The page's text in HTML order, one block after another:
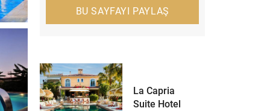
BU SAYFAYI PAYLAŞ
La Capria
Suite Hotel